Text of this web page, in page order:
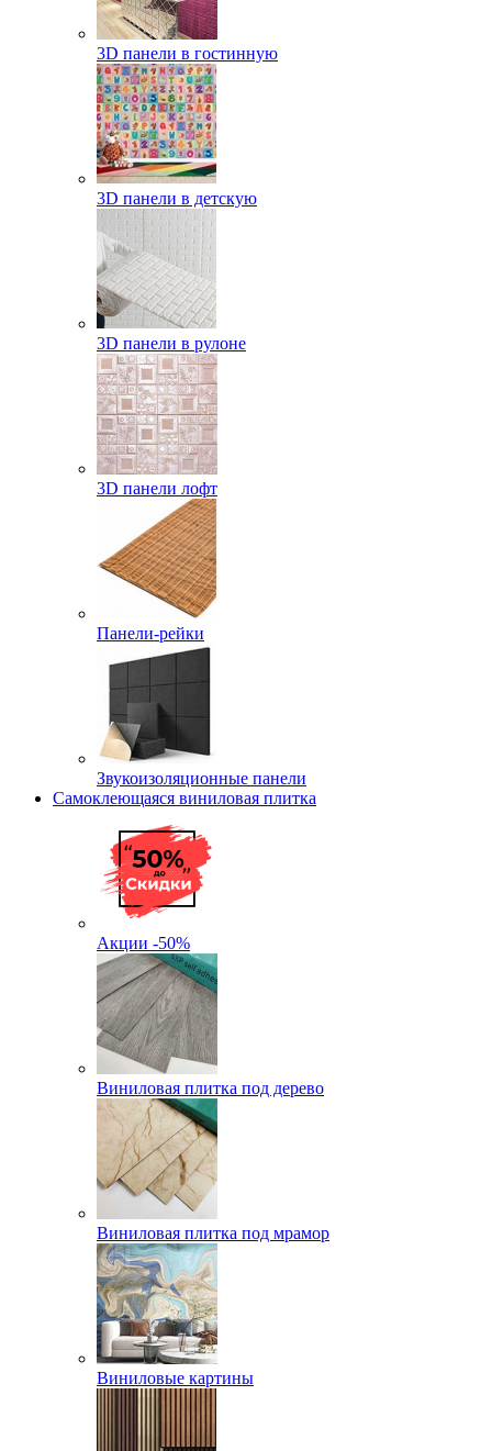
3D панели в гостинную
3D панели в детскую
3D панели в рулоне
3D панели лофт
Панели-рейки
Звукоизоляционные панели
Самоклеющаяся виниловая плитка
Акции -50%
Виниловая плитка под дерево
Виниловая плитка под мрамор
Виниловые картины